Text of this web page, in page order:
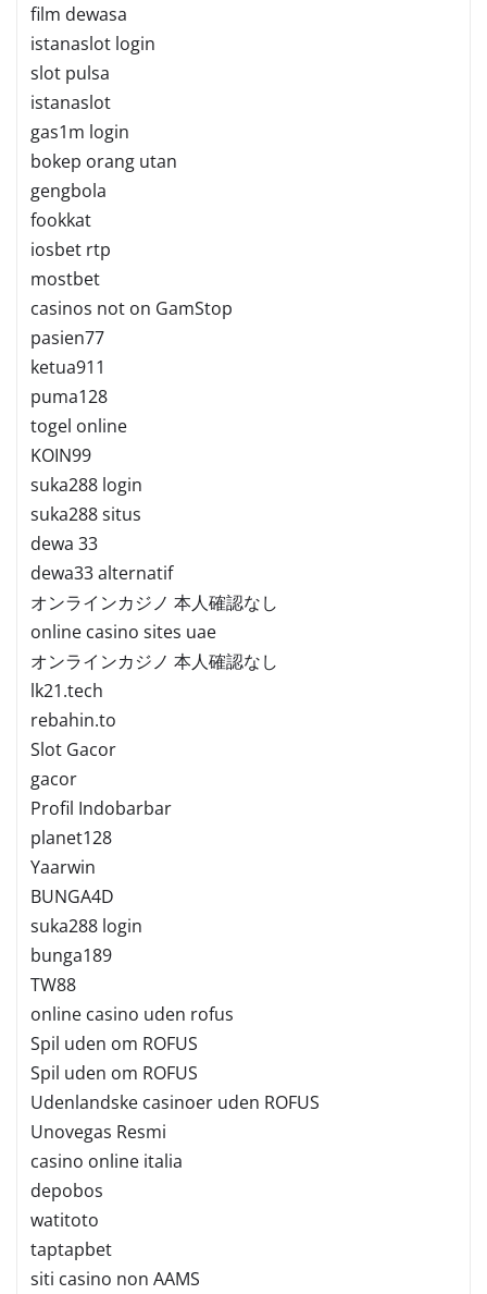
film dewasa
istanaslot login
slot pulsa
istanaslot
gas1m login
bokep orang utan
gengbola
fookkat
iosbet rtp
mostbet
casinos not on GamStop
pasien77
ketua911
puma128
togel online
KOIN99
suka288 login
suka288 situs
dewa 33
dewa33 alternatif
オンラインカジノ 本人確認なし
online casino sites uae
オンラインカジノ 本人確認なし
lk21.tech
rebahin.to
Slot Gacor
gacor
Profil Indobarbar
planet128
Yaarwin
BUNGA4D
suka288 login
bunga189
TW88
online casino uden rofus
Spil uden om ROFUS
Spil uden om ROFUS
Udenlandske casinoer uden ROFUS
Unovegas Resmi
casino online italia
depobos
watitoto
taptapbet
siti casino non AAMS